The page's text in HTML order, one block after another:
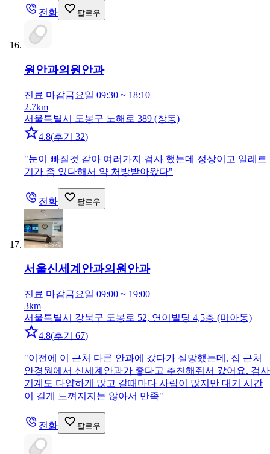
전화 팔로우
원안과의원 안과
진료 마감금요일 09:30 ~ 18:10
2.7km
서울특별시 도봉구 노해로 389 (창동)
4.8(후기 32)
"눈이 빠질것 같아 여러가지 검사 했는데 정상이고 일레르
기가 좀 있다해서 약 처방받아왔다"
전화 팔로우
서울신세계안과의원안과
진료 마감금요일 09:00 ~ 19:00
3km
서울특별시 강북구 도봉로 52, 연이빌딩 4,5층 (미아동)
4.8(후기 67)
"이전에 이 근처 다른 안과에 갔다가 실망했는데, 집 근처
안경원에서 신세계안과가 좋다고 추천해줘서 갔어요. 검사
기계도 다양하게 많고 갈때마다 사람이 많지만 대기 시간
이 길게 느껴지지는 않아서 만족"
전화 팔로우